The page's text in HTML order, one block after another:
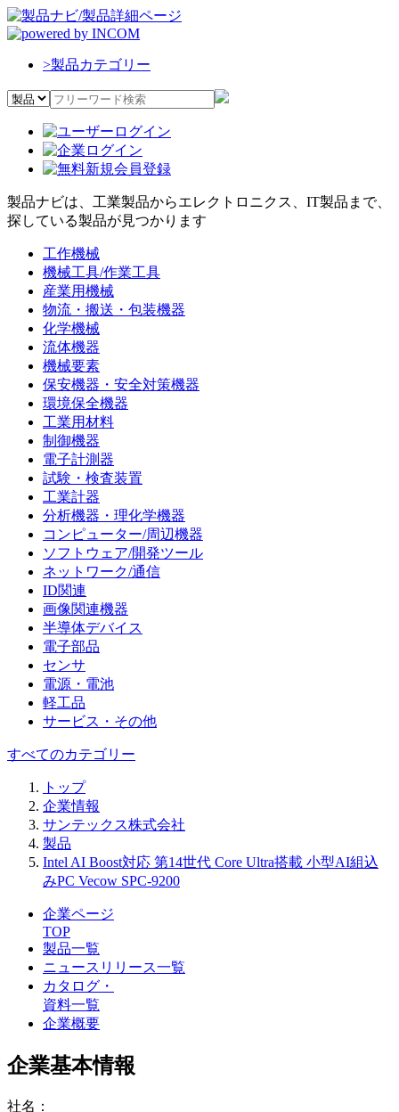
>製品カテゴリー
製品ナビは、工業製品からエレクトロニクス、IT製品まで、
探している製品が見つかります
工作機械
機械工具/作業工具
産業用機械
物流・搬送・包装機器
化学機械
流体機器
機械要素
保安機器・安全対策機器
環境保全機器
工業用材料
制御機器
電子計測器
試験・検査装置
工業計器
分析機器・理化学機器
コンピューター/周辺機器
ソフトウェア/開発ツール
ネットワーク/通信
ID関連
画像関連機器
半導体デバイス
電子部品
センサ
電源・電池
軽工品
サービス・その他
すべてのカテゴリー
トップ
企業情報
サンテックス株式会社
製品
Intel AI Boost対応 第14世代 Core Ultra搭載 小型AI組込
みPC Vecow SPC-9200
企業ページ
TOP
製品一覧
ニュースリリース一覧
カタログ・
資料一覧
企業概要
企業基本情報
社名：